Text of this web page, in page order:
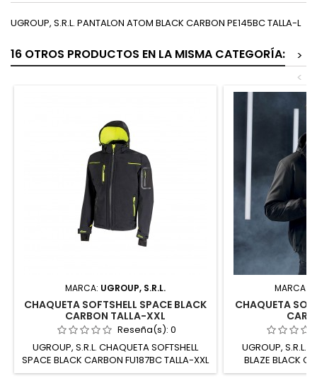
UGROUP, S.R.L. PANTALON ATOM BLACK CARBON PE145BC TALLA-L
16 OTROS PRODUCTOS EN LA MISMA CATEGORÍA:
>
<
MARCA: UGROUP, S.R.L.
CHAQUETA SOFTSHELL SPACE BLACK
CARBON TALLA-XXL
Reseña(s): 0
UGROUP, S.R.L. CHAQUETA SOFTSHELL
SPACE BLACK CARBON FU187BC TALLA-XXL
MARCA:
CHAQUETA
UGROUP, S.R.L.
BLAZE BLACK